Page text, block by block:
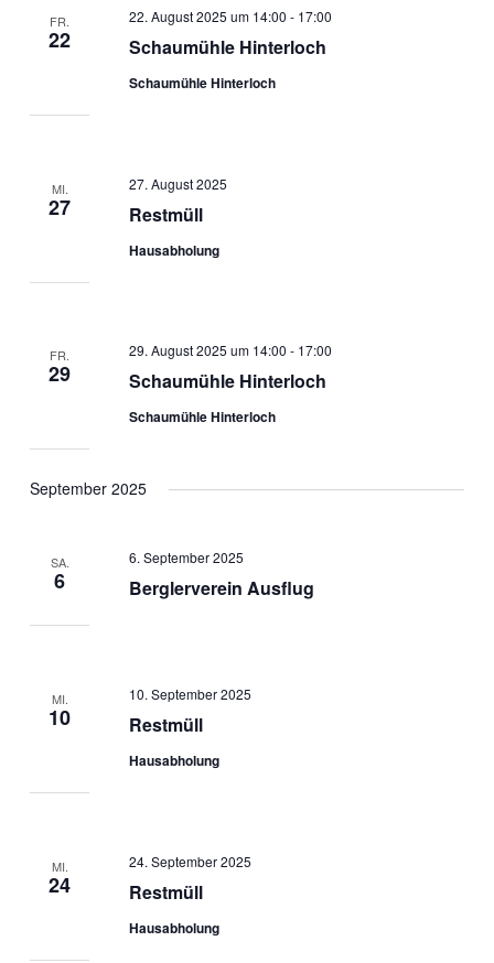
FR.
22 Schaumühle Hinterloch
22. August 2025 um 14:00 - 17:00
Schaumühle Hinterloch
MI.
27 Restmüll
27. August 2025
Hausabholung
FR.
29 Schaumühle Hinterloch
29. August 2025 um 14:00 - 17:00
Schaumühle Hinterloch
September 2025
SA.
6 Berglerverein Ausflug
6. September 2025
MI.
10 Restmüll
10. September 2025
Hausabholung
MI.
24 Restmüll
24. September 2025
Hausabholung